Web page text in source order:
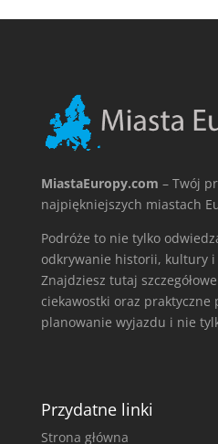
MiastaEuropy.com – Twój
najpiękniejszych miastach
Podróże to nie tylko
odkrywanie historii, kultury i
Znajdziesz tutaj
ciekawostki oraz praktyczne
planowanie wyjazdu i nie
Przydatne linki
Strona główna